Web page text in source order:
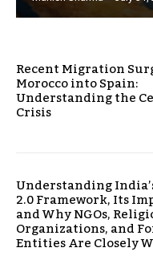
Recent Migration
Morocco into Spain:
Understanding the
Crisis
Understanding
2.0 Framework, Its
and Why NGOs,
Organizations, and
Entities Are Closely